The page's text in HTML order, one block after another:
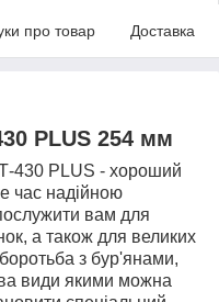
про товар Доставка
PLUS 254 мм
430 PLUS - хороший
час надійною
вам для
а також для великих
боротьба з бур'янами,
види якими можна